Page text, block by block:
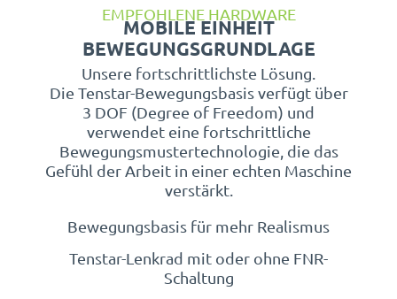
EMPFOHLENE HARDWARE
MOBILE EINHEIT
BEWEGUNGSGRUNDLAGE
Unsere fortschrittlichste Lösung.
Die Tenstar-Bewegungsbasis verfügt über
3 DOF (Degree of Freedom) und
verwendet eine fortschrittliche
Bewegungsmustertechnologie, die das
Gefühl der Arbeit in einer echten Maschine
verstärkt.
Bewegungsbasis für mehr Realismus
Tenstar-Lenkrad mit oder ohne FNR-
Schaltung